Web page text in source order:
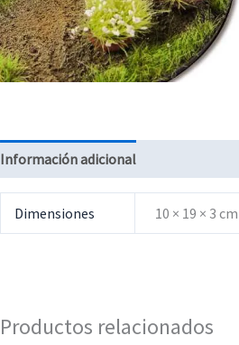
Información adicional
Dimensiones 10 × 19 × 3 cm
Productos relacionados